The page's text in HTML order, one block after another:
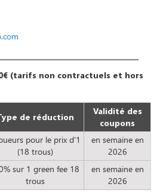
(tarifs non contractuels et hors
de réduction
Validité des
coupons
pour le prix d'1
(18 trous)
en semaine en
2026
sur 1 green fee 18
trous
en semaine en
2026